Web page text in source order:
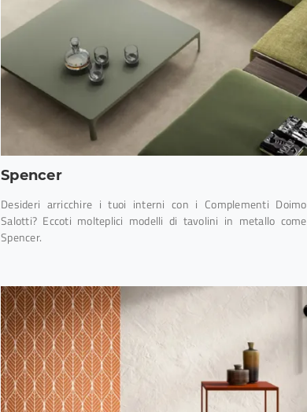
Spencer
Desideri arricchire i tuoi interni con i Complementi Doimo
Salotti? Eccoti molteplici modelli di tavolini in metallo come
Spencer.